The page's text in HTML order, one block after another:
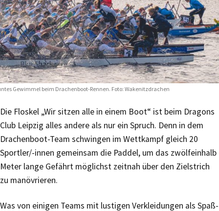
Gewimmel beim Drachenboot-Rennen. Foto: Wakenitzdrachen
Die Floskel „Wir sitzen alle in einem Boot“ ist beim Dragons
Club Leipzig alles andere als nur ein Spruch. Denn in dem
Drachenboot-Team schwingen im Wettkampf gleich 20
Sportler/-innen gemeinsam die Paddel, um das zwölfeinhalb
Meter lange Gefährt möglichst zeitnah über den Zielstrich
zu manövrieren.
Was von einigen Teams mit lustigen Verkleidungen als Spaß-